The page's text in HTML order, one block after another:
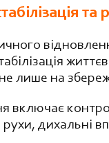
та
лише на
включає
рухи, дихальні